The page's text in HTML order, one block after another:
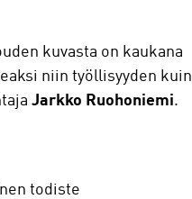
kuvasta on kaukana
niin työllisyyden kuin
Jarkko Ruohoniemi.
todiste